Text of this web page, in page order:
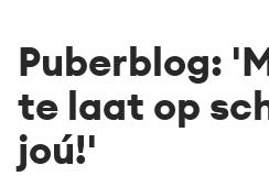
Puberblog:
te laat op
joú!'